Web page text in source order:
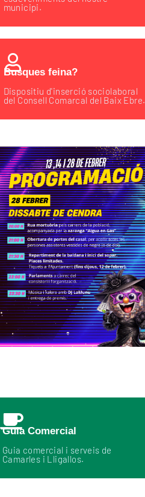
municipi.
Busques feina?
Dispositiu d'inserció sociolaboral
del Consell Comarcal del Baix Ebre.
Guia Comercial
Guia comercial i serveis de
Camarles i Lligallos.